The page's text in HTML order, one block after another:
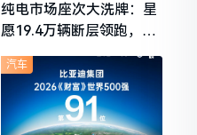
纯电市场座次大洗牌：星
愿19.4万辆断层领跑，理
想i6成最强黑马
汽车